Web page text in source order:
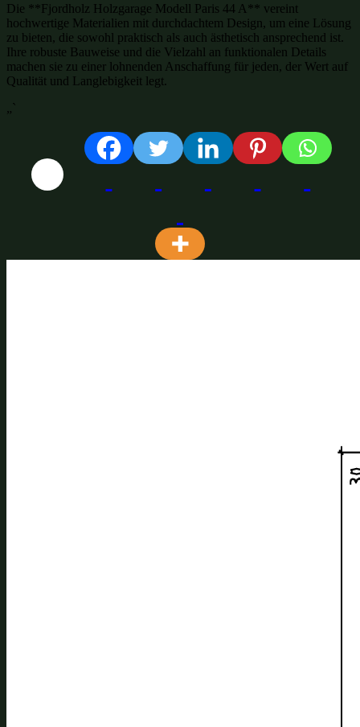
Die **Fjordholz Holzgarage Modell Paris 44 A** vereint
hochwertige Materialien mit durchdachtem Design, um eine Lösung
zu bieten, die sowohl praktisch als auch ästhetisch ansprechend ist.
Ihre robuste Bauweise und die Vielzahl an funktionalen Details
machen sie zu einer lohnenden Anschaffung für jeden, der Wert auf
Qualität und Langlebigkeit legt.
„`